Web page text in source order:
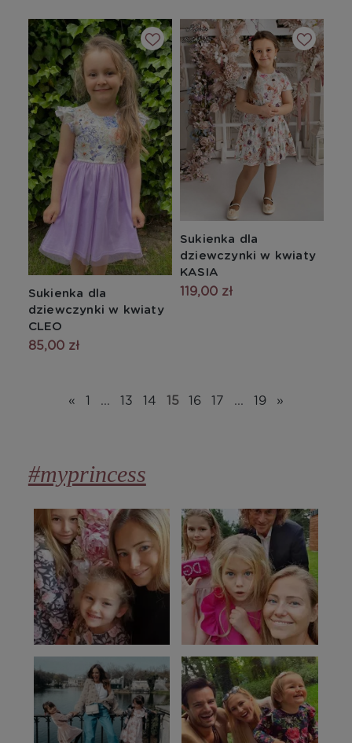
Sukienka dla
dziewczynki w kwiaty
CLEO
85,00 zł
Sukienka dla
dziewczynki w kwiaty
KASIA
119,00 zł
« 1 ... 13 14 15 16 17 ... 19 »
#myprincess